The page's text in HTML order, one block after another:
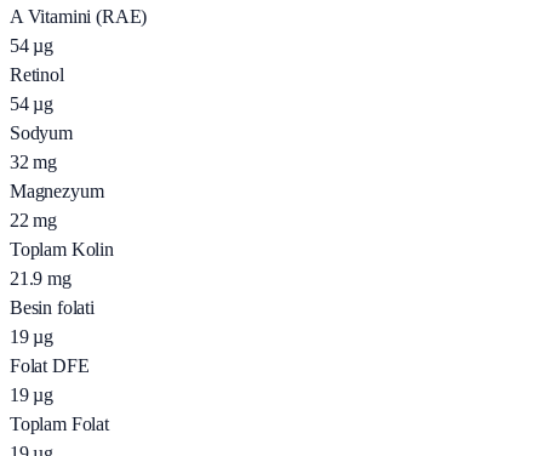
A Vitamini (RAE)
54 µg
Retinol
54 µg
Sodyum
32 mg
Magnezyum
22 mg
Toplam Kolin
21.9 mg
Besin folati
19 µg
Folat DFE
19 µg
Toplam Folat